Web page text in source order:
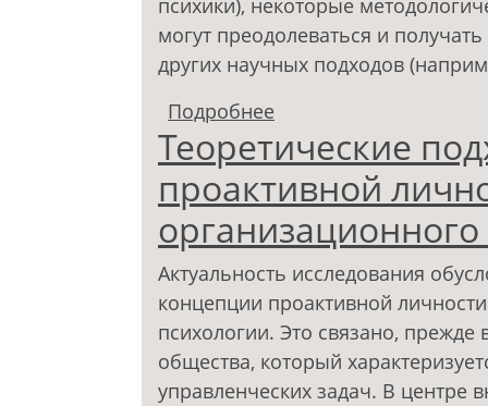
психики), некоторые
могут преодолеваться и
других научных подходов
Подробнее
стиля:
Теоретические
проактивной
Актуальность исследования
концепции проактивной
психологии. Это связано,
общества, который
управленческих задач. В центре